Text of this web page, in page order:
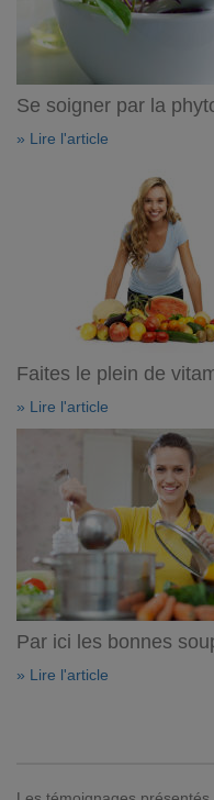
Se soigner par la
» Lire l'article
Faites le plein de
» Lire l'article
Par ici les bonnes
» Lire l'article